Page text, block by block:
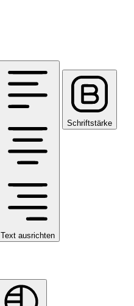
Text ausrichten
Schriftstärke